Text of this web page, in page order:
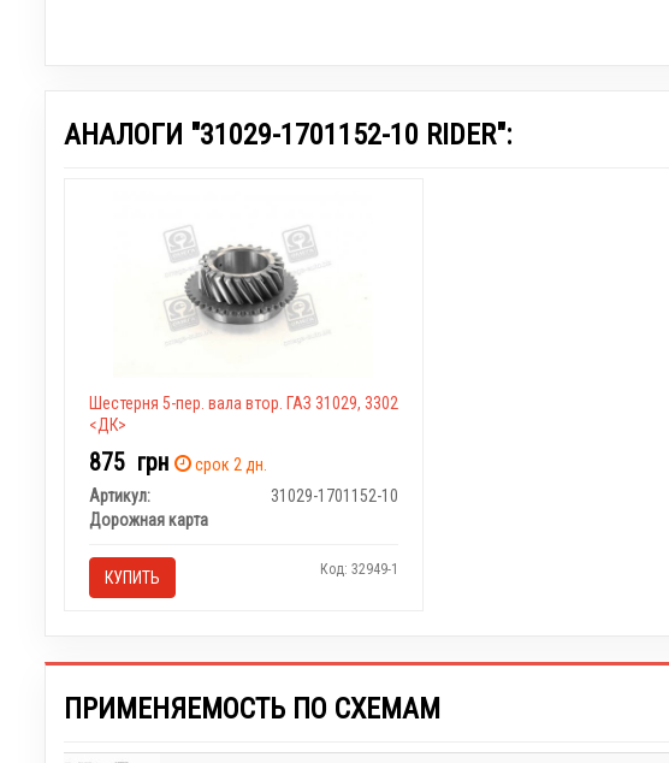
АНАЛОГИ "31029-1701152-10 RIDER":
Шестерня 5-пер. вала втор. ГАЗ 31029, 3302
<ДК>
875 грн
срок 2 дн.
Артикул:
31029-1701152-10
Дорожная карта
КУПИТЬ Код: 32949-1
ПРИМЕНЯЕМОСТЬ ПО СХЕМАМ